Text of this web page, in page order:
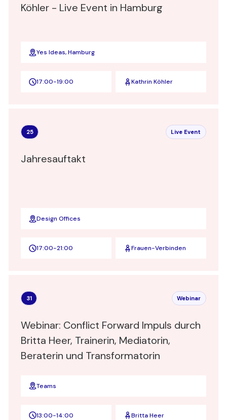
Köhler - Live Event in Hamburg
Yes Ideas, Hamburg
17:00-19:00 Kathrin Köhler
25 Live Event
Jahresauftakt
Design Offices
17:00-21:00 Frauen-Verbinden
31 Webinar
Webinar: Conflict Forward Impuls durch
Britta Heer, Trainerin, Mediatorin,
Beraterin und Transformatorin
Teams
13:00-14:00 Britta Heer